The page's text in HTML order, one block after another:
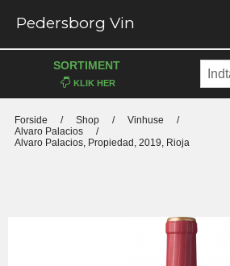
Pedersborg Vin
SORTIMENT
Forside / Shop / Vinhuse
/
Alvaro Palacios
/
Alvaro Palacios, Propiedad, 2019, Rioja